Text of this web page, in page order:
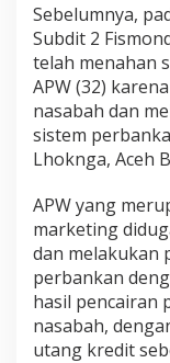
Sebelumnya,
Subdit 2
telah menahan
APW (32)
nasabah dan
sistem
Lhoknga, Aceh
APW yang
marketing
dan melakukan
perbankan
hasil pencairan
nasabah,
utang kredit